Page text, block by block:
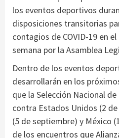
los eventos deportivos
disposiciones transitorias
contagios de COVID-19 en
semana por la Asamblea
Dentro de los eventos
desarrollarán en los
que la Selección Nacional
contra Estados Unidos (2
(5 de septiembre) y México
de los encuentros que